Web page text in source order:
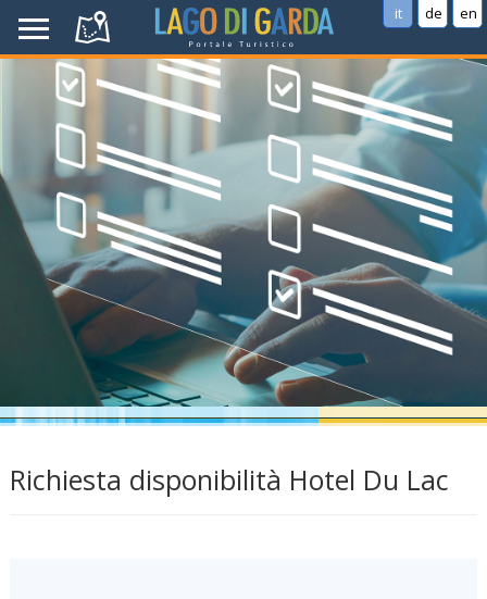
it de en
Richiesta disponibilità Hotel Du Lac